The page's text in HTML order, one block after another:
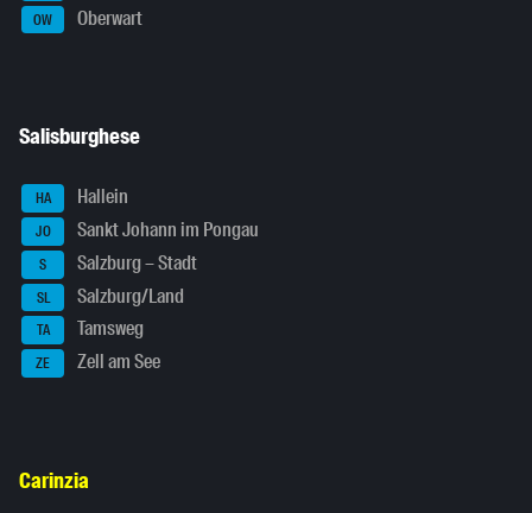
OW Oberwart
Salisburghese
HA Hallein
JO Sankt Johann im Pongau
S Salzburg – Stadt
SL Salzburg/Land
TA Tamsweg
ZE Zell am See
Carinzia